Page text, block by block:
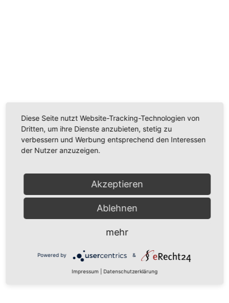
zu Ihren Aktivitäten sammeln. Bitte lesen Sie die Details
durch und stimmen Sie der Nutzung des Service zu,
um dieses Video anzusehen.
Akzeptieren
Usercentrics Consent Management
Diese Seite nutzt Website-Tracking-Technologien von
Dritten, um ihre Dienste anzubieten, stetig zu
verbessern und Werbung entsprechend den Interessen
der Nutzer anzuzeigen.
Akzeptieren
Ablehnen
mehr
Powered by &
Impressum Datenschutzerklärung